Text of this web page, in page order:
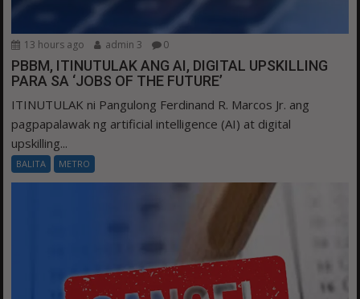
13 hours ago admin 3 0
PBBM, ITINUTULAK ANG AI, DIGITAL UPSKILLING
PARA SA ‘JOBS OF THE FUTURE’
ITINUTULAK ni Pangulong Ferdinand R. Marcos Jr. ang
pagpapalawak ng artificial intelligence (AI) at digital
upskilling...
BALITA METRO